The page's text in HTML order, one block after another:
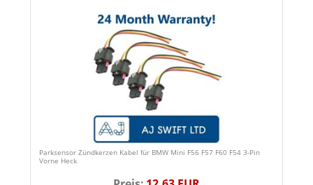
Parksensor Zündkerzen Kabel für BMW Mini F56 F57 F60 F54 3-Pin
Vorne Heck